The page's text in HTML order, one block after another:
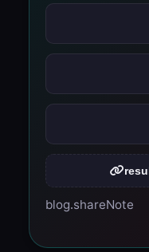
blog.shareNote